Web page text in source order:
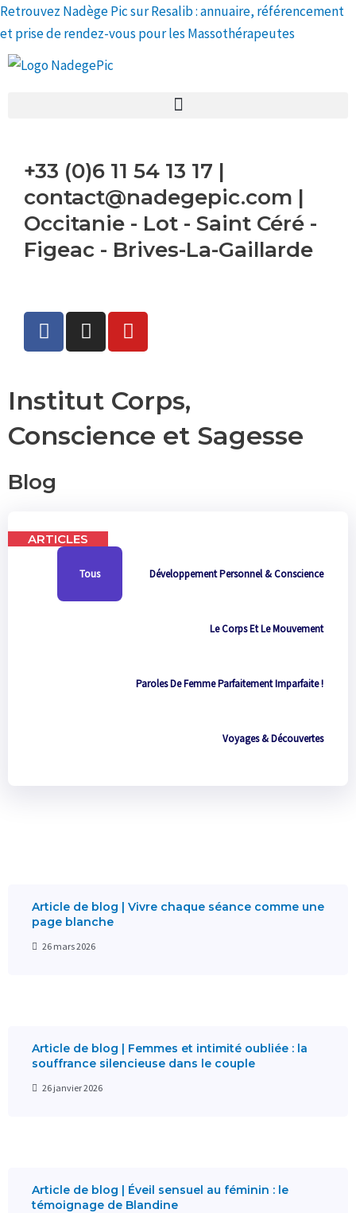
Retrouvez Nadège Pic sur Resalib : annuaire, référencement
et prise de rendez-vous pour les Massothérapeutes
+33 (0)6 11 54 13 17 |
contact@nadegepic.com |
Occitanie - Lot - Saint Céré -
Figeac - Brives-La-Gaillarde
F
a
c
b
o
I
n
s
a
g
r
Y
o
u
u
e
Institut Corps,
Conscience et Sagesse
Blog
ARTICLES
Tous Développement Personnel & Conscience
Le Corps Et Le Mouvement
Paroles De Femme Parfaitement Imparfaite !
Voyages & Découvertes
Article de blog | Vivre chaque séance comme une
page blanche
26 mars 2026
Article de blog | Femmes et intimité oubliée : la
souffrance silencieuse dans le couple
26 janvier 2026
Article de blog | Éveil sensuel au féminin : le
témoignage de Blandine